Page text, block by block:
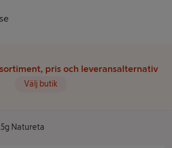
pris och leveransalternativ
Välj butik
Natureta